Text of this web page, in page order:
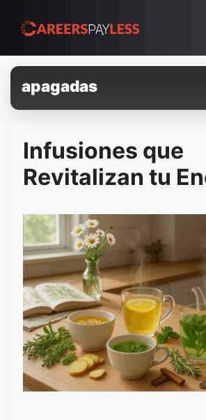
para
conteúdo
apagadas
Infusiones que
Revitalizan tu